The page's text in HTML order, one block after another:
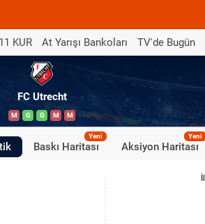
KUR At Yarışı Bankoları TV'de Bugün
FC Utrecht
M G G M M
Baskı Haritası
Yeni
Aksiyon Haritası
Yeni